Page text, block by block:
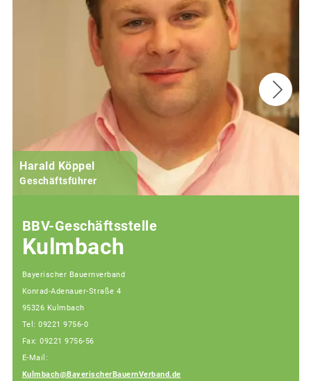
Harald Köppel
Geschäftsführer
BBV-Geschäftsstelle
Kulmbach
Bayerischer Bauernverband
Konrad-Adenauer-Straße 4
95326 Kulmbach
Tel: 09221 9756-0
Fax: 09221 9756-56
E-Mail:
Kulmbach@BayerischerBauernVerband.de